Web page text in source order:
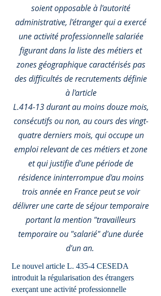
soient opposable à l'autorité
administrative, l'étranger qui a exercé
une activité professionnelle salariée
figurant dans la liste des métiers et
zones géographique caractérisés pas
des difficultés de recrutements définie
à l'article
L.414-13 durant au moins douze mois,
consécutifs ou non, au cours des vingt-
quatre derniers mois, qui occupe un
emploi relevant de ces métiers et zone
et qui justifie d'une période de
résidence ininterrompue d'au moins
trois année en France peut se voir
délivrer une carte de séjour temporaire
portant la mention "travailleurs
temporaire ou "salarié" d'une durée
d'un an.
Le nouvel article L. 435-4 CESEDA
introduit la régularisation des étrangers
exerçant une activité professionnelle